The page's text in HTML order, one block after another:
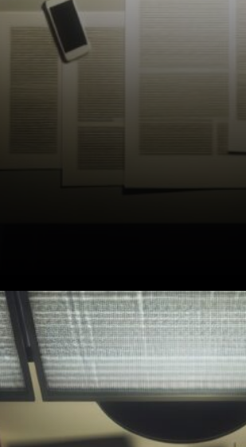
Stack BTC sous